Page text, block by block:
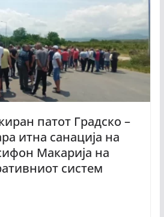
патот Градско –
итна санација на
Макарија на
систем